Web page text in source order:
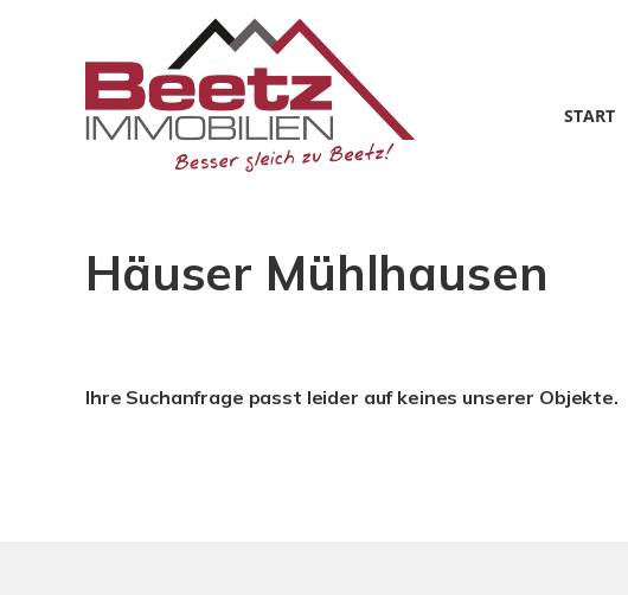
START
Häuser Mühlhausen
Ihre Suchanfrage passt leider auf keines unserer Objekte.